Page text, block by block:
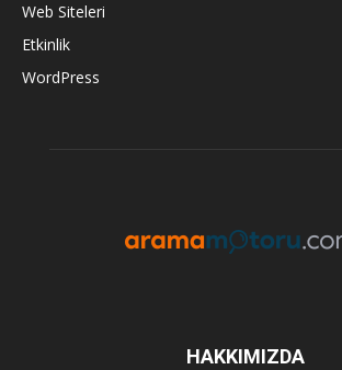
Web Siteleri
Etkinlik
WordPress
HAKKIMIZDA